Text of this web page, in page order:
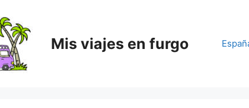
Mis viajes en furgo